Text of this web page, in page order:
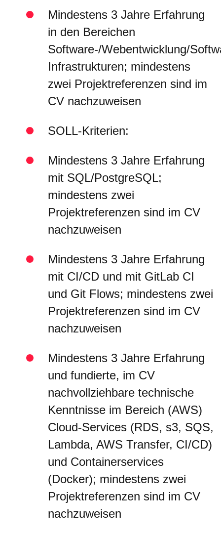
Mindestens 3 Jahre Erfahrung
in den Bereichen
Software-/Webentwicklung/
Infrastrukturen; mindestens
zwei Projektreferenzen sind im
CV nachzuweisen
SOLL-Kriterien:
Mindestens 3 Jahre Erfahrung
mit SQL/PostgreSQL;
mindestens zwei
Projektreferenzen sind im CV
nachzuweisen
Mindestens 3 Jahre Erfahrung
mit CI/CD und mit GitLab CI
und Git Flows; mindestens zwei
Projektreferenzen sind im CV
nachzuweisen
Mindestens 3 Jahre Erfahrung
und fundierte, im CV
nachvollziehbare technische
Kenntnisse im Bereich (AWS)
Cloud-Services (RDS, s3, SQS,
Lambda, AWS Transfer, CI/CD)
und Containerservices
(Docker); mindestens zwei
Projektreferenzen sind im CV
nachzuweisen